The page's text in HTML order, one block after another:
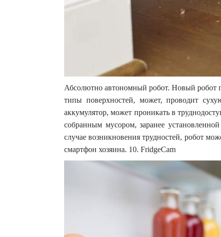
Абсолютно автономный робот. Новый
типы поверхностей, может, проводит
аккумулятор, может проникать в
собранным мусором, заранее
случае возникновения трудностей, робот
смартфон хозяина. 10. FridgeCam